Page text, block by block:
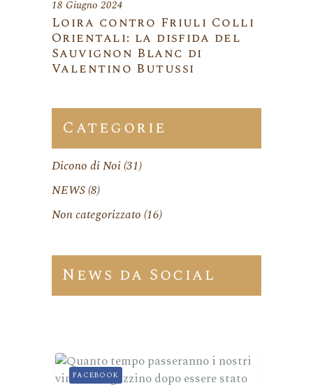
Loira contro Friuli Colli
Orientali: la disfida del
Sauvignon Blanc di
Valentino Butussi
18 Giugno 2024
Categorie
Dicono di Noi(31)
NEWS(8)
Non categorizzato (16)
News da Social
FACEBOOK